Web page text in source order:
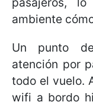
ambiente
Un punto
atención por
todo el vuelo.
wifi a bordo